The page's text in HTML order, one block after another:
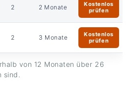
2 2 Monate
Kostenlos
prüfen
2 3 Monate
Kostenlos
prüfen
von 12 Monaten über 26
sind.